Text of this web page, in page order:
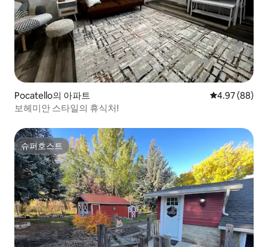
Pocatello의 아파트 평점 4.97점(5
4.97 (88)
보헤미안 스타일의 휴식처!
슈퍼호스트
슈퍼호스트